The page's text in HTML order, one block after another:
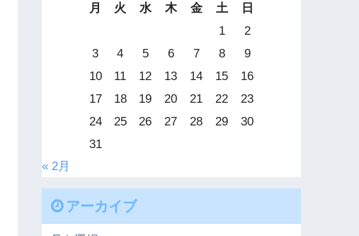
月
火 水 木 金 土
日
1
2
3
4 5 6 7 8
9
10
11 12 13 14 15
16
17
18 19 20 21 22
23
24
25 26 27 28 29
30
31
« 2月
アーカイブ